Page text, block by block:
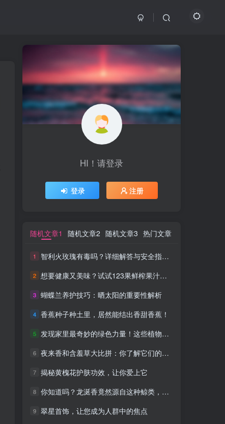
HI！请登录
登录 注册
随机文章1 随机文章2 随机文章3 热门文章
1 智利火玫瑰有毒吗？详细解答与安全指南！
2 想要健康又美味？试试123果鲜榨果汁，让你焕发活力！
3 蝴蝶兰养护技巧：晒太阳的重要性解析
4 香蕉种子种土里，居然能结出香甜香蕉！
5 发现家里最奇妙的绿色力量！这些植物竟然能吸收二氧化碳！
6 夜来香和含羞草大比拼：你了解它们的毒性吗？
7 揭秘黄槐花护肤功效，让你爱上它
8 你知道吗？龙涎香竟然源自这种鲸类，不可思议！
9 翠星首饰，让您成为人群中的焦点
HI！请登录
登录 注册
随机文章1 随机文章2 随机文章3 热门文章
1 智利火玫瑰有毒吗？详细解答与安全指南！
2 想要健康又美味？试试123果鲜榨果汁，让你焕发活力！
3 蝴蝶兰养护技巧：晒太阳的重要性解析
4 香蕉种子种土里，居然能结出香甜香蕉！
5 发现家里最奇妙的绿色力量！这些植物竟然能吸收二氧化碳！
6 夜来香和含羞草大比拼：你了解它们的毒性吗？
7 揭秘黄槐花护肤功效，让你爱上它
8 你知道吗？龙涎香竟然源自这种鲸类，不可思议！
9 翠星首饰，让您成为人群中的焦点